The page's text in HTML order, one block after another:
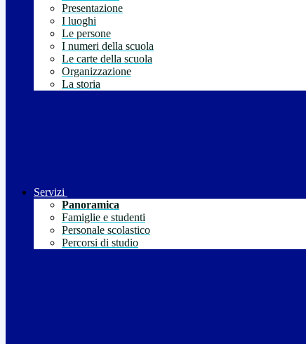
Presentazione
I luoghi
Le persone
I numeri della scuola
Le carte della scuola
Organizzazione
La storia
Servizi
Panoramica
Famiglie e studenti
Personale scolastico
Percorsi di studio